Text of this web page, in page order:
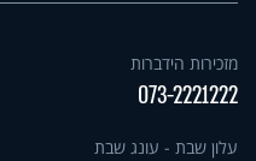
מזכירות הידברות
073-2221222
עלון שבת - עונג שבת